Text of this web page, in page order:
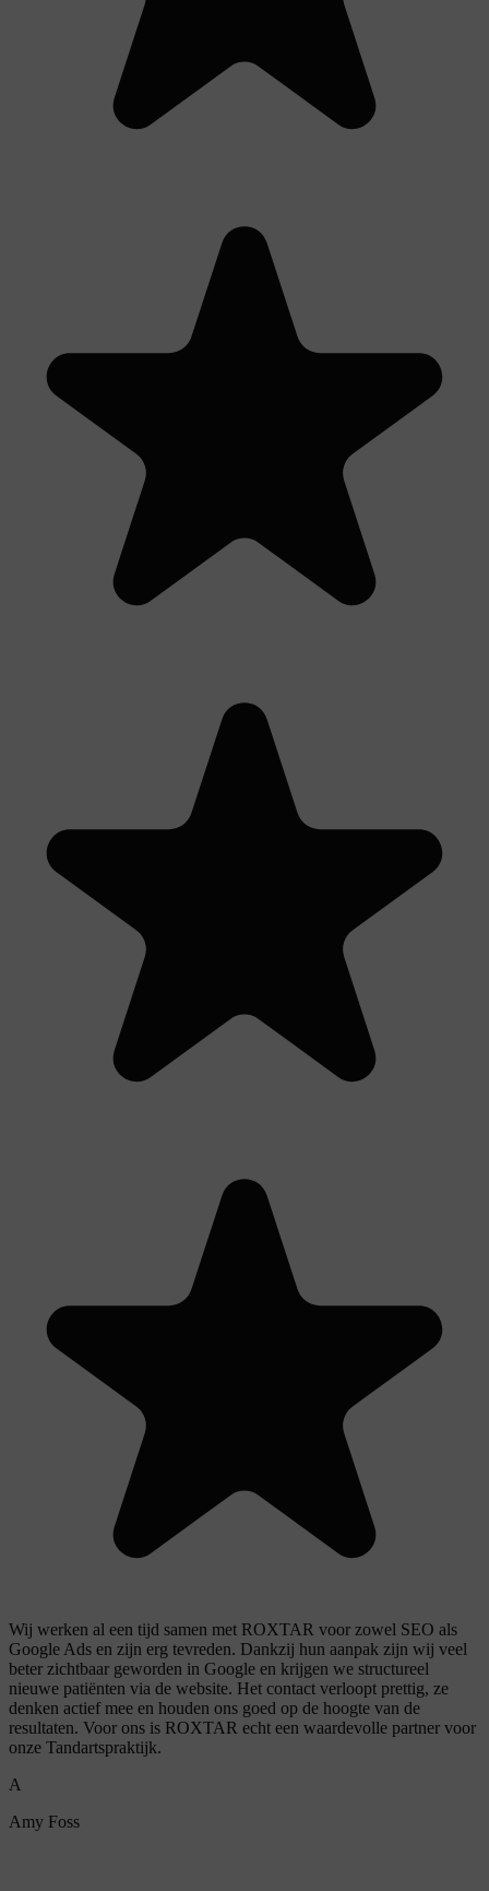
Wij werken al een tijd samen met ROXTAR voor zowel SEO als
Google Ads en zijn erg tevreden. Dankzij hun aanpak zijn wij veel
beter zichtbaar geworden in Google en krijgen we structureel
nieuwe patiënten via de website. Het contact verloopt prettig, ze
denken actief mee en houden ons goed op de hoogte van de
resultaten. Voor ons is ROXTAR echt een waardevolle partner voor
onze Tandartspraktijk.
A
Amy Foss